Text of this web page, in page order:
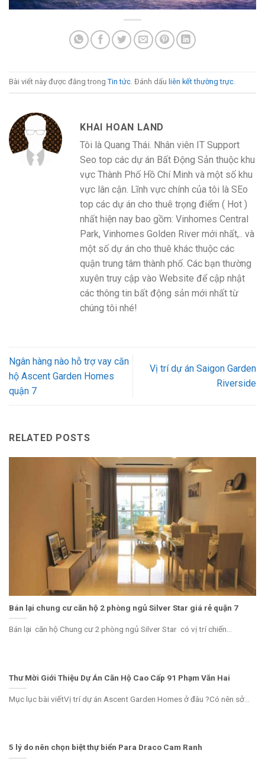
Bài viết này được đăng trong Tin tức. Đánh dấu liên kết thường trực.
KHAI HOAN LAND
Tôi là Quang Thái. Nhân viên IT Support
Seo top các dự án Bất Động Sản thuộc khu
vực Thành Phố Hồ Chí Minh và một số khu
vực lân cận. Lĩnh vực chính của tôi là SEo
top các dự án cho thuê trọng điểm ( Hot )
nhất hiện nay bao gồm: Vinhomes Central
Park, Vinhomes Golden River mới nhất,.. và
một số dự án cho thuê khác thuộc các
quận trung tâm thành phố. Các bạn thường
xuyên truy cập vào Website để cập nhật
các thông tin bất động sản mới nhất từ
chúng tôi nhé!
Ngân hàng nào hỗ trợ vay căn
hộ Ascent Garden Homes
quận 7
Vị trí dự án Saigon Garden
Riverside
RELATED POSTS
Bán lại chung cư căn hộ 2 phòng ngủ Silver Star giá rẻ quận 7
Bán lại căn hộ Chung cư 2 phòng ngủ Silver Star có vị trí chiến...
Thư Mời Giới Thiệu Dự Án Căn Hộ Cao Cấp 91 Phạm Văn Hai
Mục lục bài viếtVị trí dự án Ascent Garden Homes ở đâu ?Có nên sở...
5 lý do nên chọn biệt thự biển Para Draco Cam Ranh